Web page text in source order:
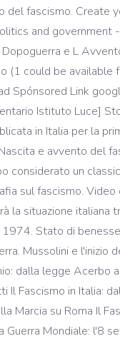
del fascismo. Create
and government
e L
(1 could be available
Spónsored Link
Istituto Luce]
in Italia per la
e avvento del
considerato un
sul fascismo. Video
la situazione italiana
Stato di
Mussolini e l'inizio
dalla legge Acerbo
Il Fascismo in Italia:
Marcia su Roma Il
Guerra Mondiale: l'8